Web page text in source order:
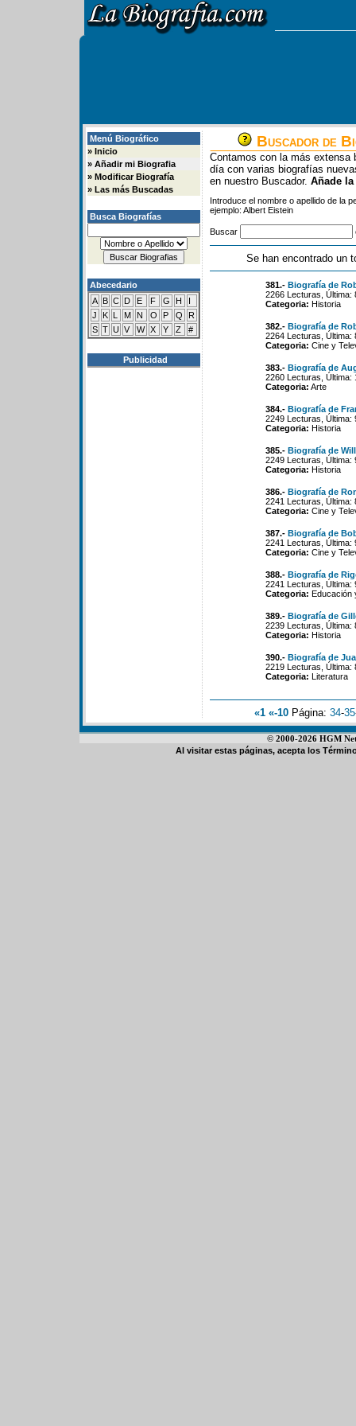
Menú Biográfico
» Inicio
» Añadir mi Biografia
» Modificar Biografía
» Las más Buscadas
Busca Biografías
Abecedario
A B C D E F G H
I
J
K L M N O P Q
R
S T U V W X Y Z #
Publicidad
Buscador de
Contamos con la más extensa
día con varias biografías
en nuestro Buscador. Añade
Introduce el nombre o apellido de la
ejemplo: Albert Eistein
Buscar
Se han encontrado un
381.- Biografía de
2266 Lecturas, Última:
Categoria: Historia
382.- Biografía de
2264 Lecturas, Última:
Categoria: Cine y
383.- Biografía de
2260 Lecturas, Última:
Categoria: Arte
384.- Biografía de
2249 Lecturas, Última:
Categoria: Historia
385.- Biografía de
2249 Lecturas, Última:
Categoria: Historia
386.- Biografía de
2241 Lecturas, Última:
Categoria: Cine y
387.- Biografía de
2241 Lecturas, Última:
Categoria: Cine y
388.- Biografía de
2241 Lecturas, Última:
Categoria: Educación
389.- Biografía de
2239 Lecturas, Última:
Categoria: Historia
390.- Biografía de
2219 Lecturas, Última:
Categoria: Literatura
«1 «-10 Página: 34-35
© 2000-2026 HGM
Al visitar estas páginas, acepta los